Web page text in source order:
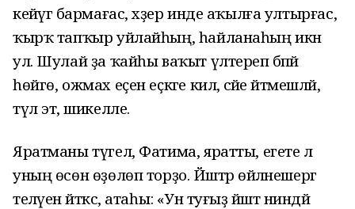
кейәүгә бармағас, хәҙер инде аҡылға ултырғас,
ҡырҡ тапҡыр уйлайһың, һайланаһың икән
ул. Шулай ҙа ҡайһы ваҡыт үлтереп бәпәй
һөйгө, ожмах еҫен еҫкәге килә, әсәйе әйтмешләй,
түл этә, шикелле.
Яратманы түгел, Фатима, яратты, егете лә
уның өсөн өҙөлөп торҙо. Йәштәр өйләнешергә
теләүен әйткәс, атаһы: «Ун туғыҙ йәштә ниндәй